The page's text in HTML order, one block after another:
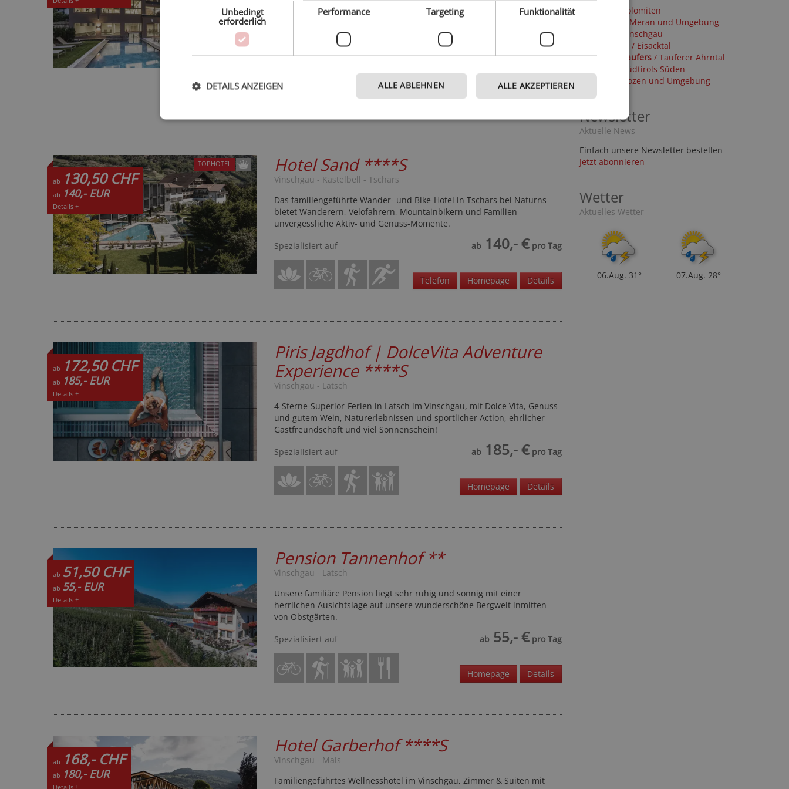
Sie suchen ein Aktivhotel in Südtirol für Ihren Urlaub zusammen mit
Balance & Nature Farm in Taufers im Münstertal genau richtig!
Spezialisiert auf
ab116,- €pro Tag
Homepage Details
ab 130,50 CHF
ab 140,- EUR
Details +
TOPHOTEL Hotel Sand ****S
Vinschgau - Kastelbell - Tschars
Das familiengeführte Wander- und Bike-Hotel in Tschars bei Naturns
bietet Wanderern, Velofahrern, Mountainbikern und Familien
unvergessliche Aktiv- und Genuss-Momente.
Spezialisiert auf
ab140,- €pro Tag
Telefon Homepage Details
ab 172,50 CHF
ab 185,- EUR
Details +
Piris Jagdhof | DolceVita Adventure
Experience ****S
Vinschgau - Latsch
4-Sterne-Superior-Ferien in Latsch im Vinschgau, mit Dolce Vita, Genuss
und gutem Wein, Naturerlebnissen und sportlicher Action, ehrlicher
Gastfreundschaft und viel Sonnenschein!
Spezialisiert auf
ab185,- €pro Tag
Homepage Details
ab 51,50 CHF
ab 55,- EUR
Details +
Pension Tannenhof**
Vinschgau - Latsch
Unsere familiäre Pension liegt sehr ruhig und sonnig mit einer
herrlichen Ausichtslage auf unsere wunderschöne Bergwelt inmitten
von Obstgärten.
Spezialisiert auf
ab55,- €pro Tag
Homepage Details
ab 168,- CHF
ab 180,- EUR
Details +
Hotel Garberhof****S
Vinschgau - Mals
Familiengeführtes Wellnesshotel im Vinschgau, Zimmer & Suiten mit
/ Dolomiten
/ Meran und Umgebung
/ Vinschgau
/ Eisacktal
Sand in Taufers / Tauferer Ahrntal
/ Südtirols Süden
/ Bozen und Umgebung
Newsletter
Aktuelle News
Einfach unsere Newsletter bestellen
Jetzt abonnieren
Wetter
Aktuelles Wetter
06.Aug. 31° 07.Aug. 28°
Unbedingt
erforderlich
Performance Targeting Funktionalität
ALLE AKZEPTIEREN
ALLE ABLEHNEN
DETAILS ANZEIGEN